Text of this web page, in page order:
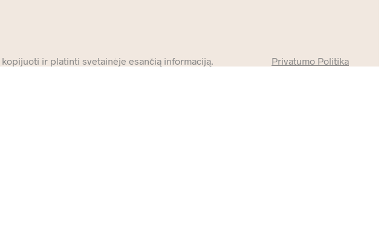
ir platinti svetainėje esančią informaciją. Privatumo Politika